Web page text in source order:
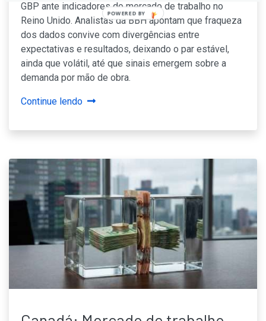
GBP ante indicadores do mercado de trabalho no
Reino Unido. Analistas da BBH apontam que fraqueza
dos dados convive com divergências entre
expectativas e resultados, deixando o par estável,
ainda que volátil, até que sinais emergem sobre a
demanda por mão de obra.
Continue lendo
POWERED
BY